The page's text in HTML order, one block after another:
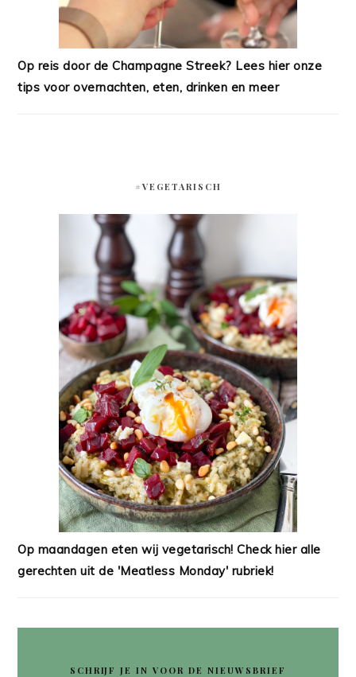
Op reis door de Champagne Streek? Lees hier onze
tips voor overnachten, eten, drinken en meer
#VEGETARISCH
Op maandagen eten wij vegetarisch! Check hier alle
gerechten uit de 'Meatless Monday' rubriek!
SCHRIJF JE IN VOOR DE NIEUWSBRIEF